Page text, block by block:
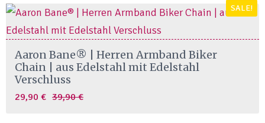
SALE!
Aaron Bane® | Herren Armband Biker
Chain | aus Edelstahl mit Edelstahl
Verschluss
39,90€
Original
29,90 € Current